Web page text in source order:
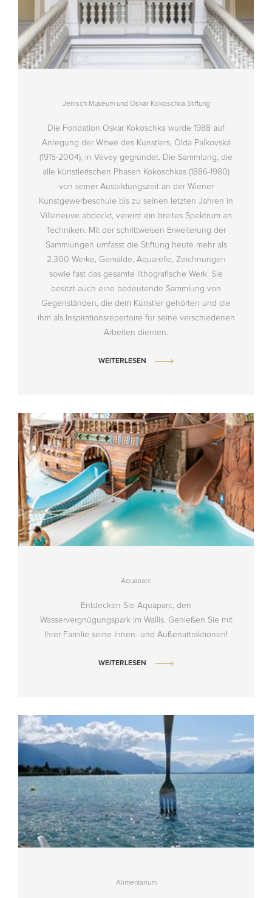
Jenisch Museum und Oskar Kokoschka Stiftung
Die Fondation Oskar Kokoschka wurde 1988 auf
Anregung der Witwe des Künstlers, Olda Palkovská
(1915-2004), in Vevey gegründet. Die Sammlung, die
alle künstlerischen Phasen Kokoschkas (1886-1980)
von seiner Ausbildungszeit an der Wiener
Kunstgewerbeschule bis zu seinen letzten Jahren in
Villeneuve abdeckt, vereint ein breites Spektrum an
Techniken. Mit der schrittweisen Erweiterung der
Sammlungen umfasst die Stiftung heute mehr als
2.300 Werke, Gemälde, Aquarelle, Zeichnungen
sowie fast das gesamte lithografische Werk. Sie
besitzt auch eine bedeutende Sammlung von
Gegenständen, die dem Künstler gehörten und die
ihm als Inspirationsrepertoire für seine verschiedenen
Arbeiten dienten.
WEITERLESEN
Aquaparc
Entdecken Sie Aquaparc, den
Wasservergnügungspark im Wallis. Genießen Sie mit
Ihrer Familie seine Innen- und Außenattraktionen!
WEITERLESEN
Alimentarium